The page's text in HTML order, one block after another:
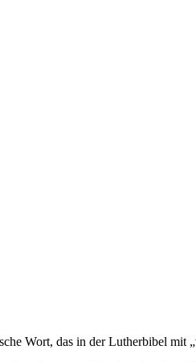
Wort, das in der Lutherbibel mit